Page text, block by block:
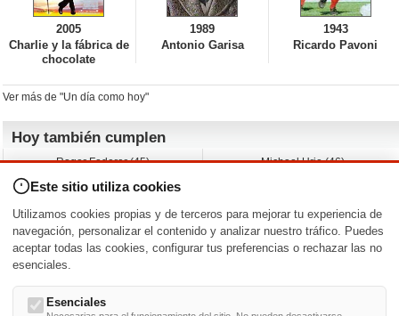
2005
Charlie y la fábrica de
chocolate
1989
Antonio Garisa
1943
Ricardo Pavoni
Ver más de "Un día como hoy"
Hoy también cumplen
Roger Federer (45)
Dustin Hoffman (89)
Martin Brest (75)
Adam Roarke (89)
Michael Urie (46)
Jimmy Jean-Louis (58)
Ken Baumann (37)
Nacimientos y estrenos en la fecha
DD/MM /
Este sitio utiliza cookies
Utilizamos cookies propias y de terceros para mejorar tu experiencia de
navegación, personalizar el contenido y analizar nuestro tráfico. Puedes
aceptar todas las cookies, configurar tus preferencias o rechazar las no
esenciales.
Esenciales